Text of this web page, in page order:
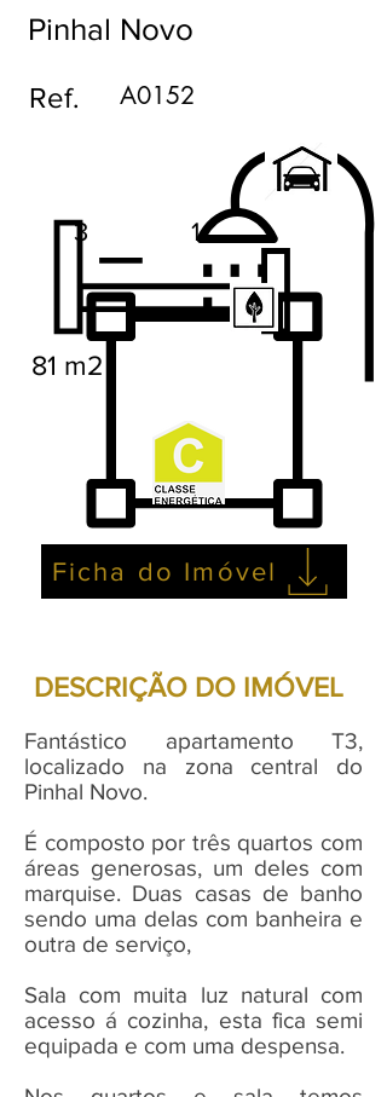
Pinhal Novo
Ref.
3
A0152
1
81 m2
Ficha do Imóvel
DESCRIÇÃO DO IMÓVEL
Fantástico apartamento T3,
localizado na zona central do
Pinhal Novo.
É composto por três quartos com
áreas generosas, um deles com
marquise. Duas casas de banho
sendo uma delas com banheira e
outra de serviço,
Sala com muita luz natural com
acesso á cozinha, esta fica semi
equipada e com uma despensa.